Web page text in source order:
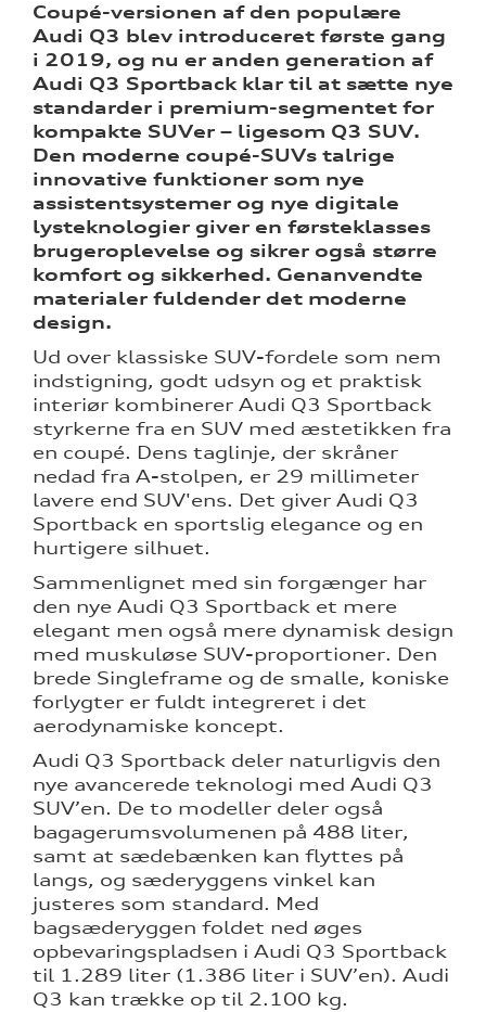
Coupé-versionen af den populære
Audi Q3 blev introduceret første gang
i 2019, og nu er anden generation af
Audi Q3 Sportback klar til at sætte nye
standarder i premium-segmentet for
kompakte SUVer – ligesom Q3 SUV.
Den moderne coupé-SUVs talrige
innovative funktioner som nye
assistentsystemer og nye digitale
lysteknologier giver en førsteklasses
brugeroplevelse og sikrer også større
komfort og sikkerhed. Genanvendte
materialer fuldender det moderne
design.
Ud over klassiske SUV-fordele som nem
indstigning, godt udsyn og et praktisk
interiør kombinerer Audi Q3 Sportback
styrkerne fra en SUV med æstetikken fra
en coupé. Dens taglinje, der skråner
nedad fra A-stolpen, er 29 millimeter
lavere end SUV'ens. Det giver Audi Q3
Sportback en sportslig elegance og en
hurtigere silhuet.
Sammenlignet med sin forgænger har
den nye Audi Q3 Sportback et mere
elegant men også mere dynamisk design
med muskuløse SUV-proportioner. Den
brede Singleframe og de smalle, koniske
forlygter er fuldt integreret i det
aerodynamiske koncept.
Audi Q3 Sportback deler naturligvis den
nye avancerede teknologi med Audi Q3
SUV’en. De to modeller deler også
bagagerumsvolumenen på 488 liter,
samt at sædebænken kan flyttes på
langs, og sæderyggens vinkel kan
justeres som standard. Med
bagsæderyggen foldet ned øges
opbevaringspladsen i Audi Q3 Sportback
til 1.289 liter (1.386 liter i SUV’en). Audi
Q3 kan trække op til 2.100 kg.